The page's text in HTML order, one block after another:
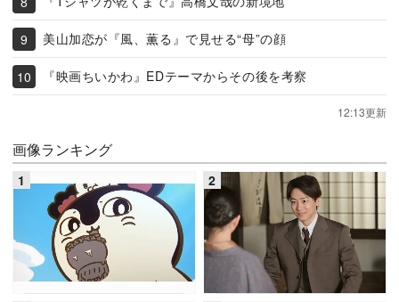
美山加恋が『風、薫る』で見せる“母”の顔
『映画ちいかわ』EDテーマからその後を考察
12:13更新
画像ランキング